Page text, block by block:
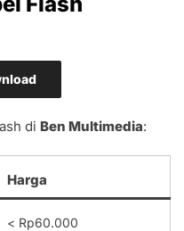
di Ben Multimedia:
Harga
< Rp60.000